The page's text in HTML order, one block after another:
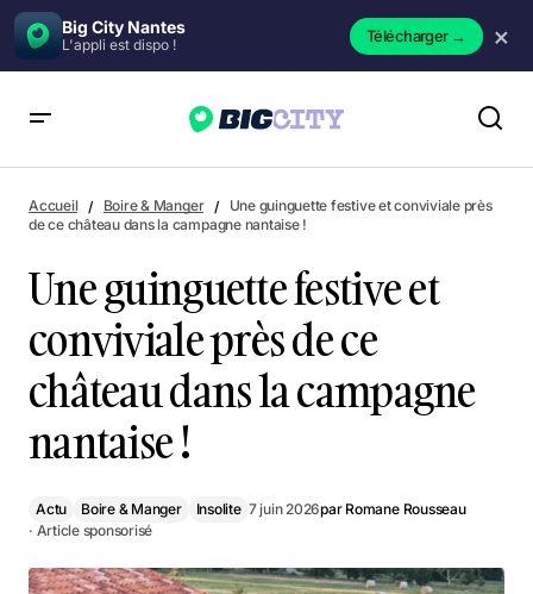
Big City Nantes
L'appli est dispo ! Télécharger→ ×
la campagne nantaise !
Accueil Boire & Manger
Une guinguette festive et conviviale près
de ce château dans la campagne nantaise !
Une guinguette festive et
conviviale près de ce
château dans la campagne
nantaise !
Actu Boire & Manger Insolite 7 juin 2026par Romane Rousseau
· Article sponsorisé